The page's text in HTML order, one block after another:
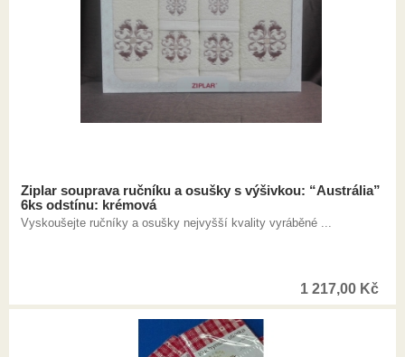
Ziplar souprava ručníku a osušky s výšivkou: “Austrália”
6ks odstínu: krémová
Vyskoušejte ručníky a osušky nejvyšší kvality vyráběné ...
1 217,00 Kč